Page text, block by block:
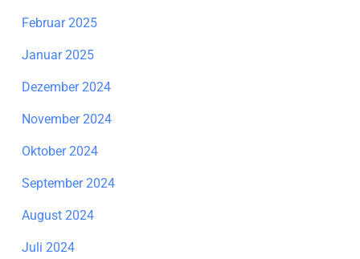
Februar 2025
Januar 2025
Dezember 2024
November 2024
Oktober 2024
September 2024
August 2024
Juli 2024